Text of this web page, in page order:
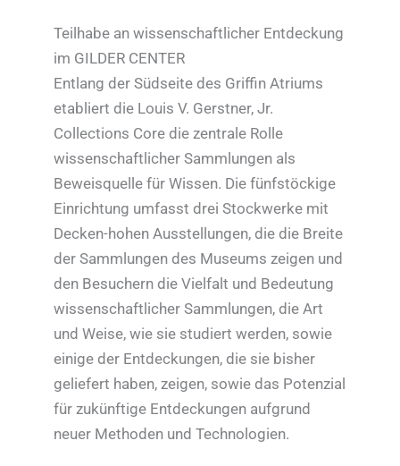
Teilhabe an wissenschaftlicher Entdeckung
im GILDER CENTER
Entlang der Südseite des Griffin Atriums
etabliert die Louis V. Gerstner, Jr.
Collections Core die zentrale Rolle
wissenschaftlicher Sammlungen als
Beweisquelle für Wissen. Die fünfstöckige
Einrichtung umfasst drei Stockwerke mit
Decken-hohen Ausstellungen, die die Breite
der Sammlungen des Museums zeigen und
den Besuchern die Vielfalt und Bedeutung
wissenschaftlicher Sammlungen, die Art
und Weise, wie sie studiert werden, sowie
einige der Entdeckungen, die sie bisher
geliefert haben, zeigen, sowie das Potenzial
für zukünftige Entdeckungen aufgrund
neuer Methoden und Technologien.